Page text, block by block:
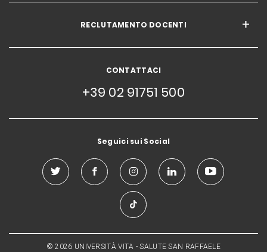
RECLUTAMENTO DOCENTI
CONTATTACI
+39 02 91751 500
Seguici sui Social
© 2026 UNIVERSITÀ VITA - SALUTE SAN RAFFAELE